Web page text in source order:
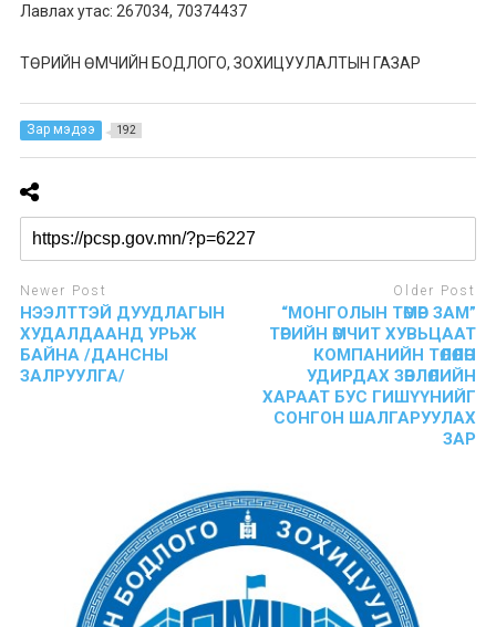
Лавлах утас: 267034, 70374437
ТӨРИЙН ӨМЧИЙН БОДЛОГО, ЗОХИЦУУЛАЛТЫН ГАЗАР
Зар мэдээ 192
Newer Post
НЭЭЛТТЭЙ ДУУДЛАГЫН
ХУДАЛДААНД УРЬЖ
БАЙНА /ДАНСНЫ
ЗАЛРУУЛГА/
Older Post
“МОНГОЛЫН ТӨМӨР ЗАМ”
ТӨРИЙН ӨМЧИТ ХУВЬЦААТ
КОМПАНИЙН ТӨЛӨӨЛӨН
УДИРДАХ ЗӨВЛӨЛИЙН
ХАРААТ БУС ГИШҮҮНИЙГ
СОНГОН ШАЛГАРУУЛАХ
ЗАР